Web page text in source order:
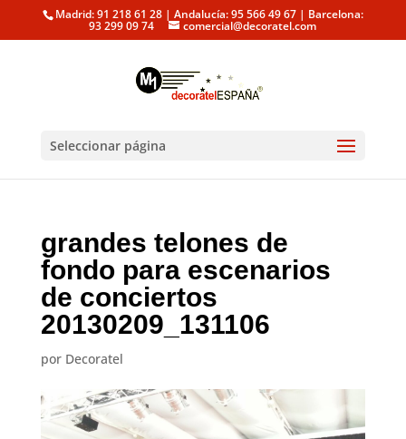
Madrid: 91 218 61 28 | Andalucía: 95 566 49 67 | Barcelona:
93 299 09 74 comercial@decoratel.com
Seleccionar página
grandes telones de
fondo para escenarios
de conciertos
20130209_131106
por Decoratel